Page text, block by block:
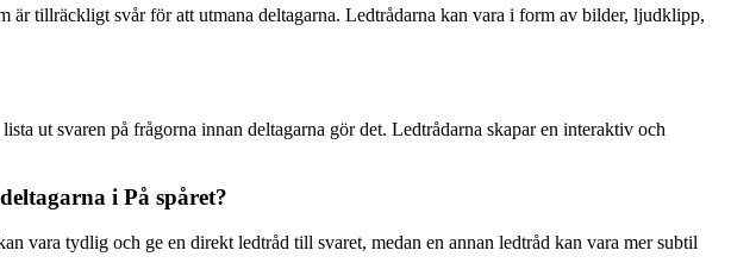
är tillräckligt svår för att utmana deltagarna. Ledtrådarna kan vara i form av bilder, ljudklipp,
ut svaren på frågorna innan deltagarna gör det. Ledtrådarna skapar en interaktiv och
i På spåret?
vara tydlig och ge en direkt ledtråd till svaret, medan en annan ledtråd kan vara mer subtil